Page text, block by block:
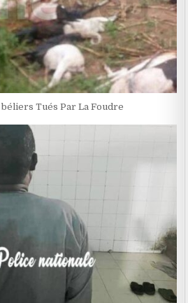
Tués Par La Foudre